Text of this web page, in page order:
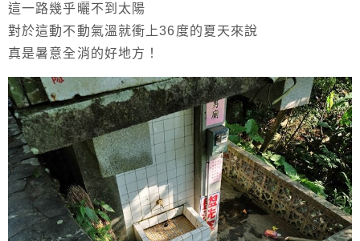
這一路幾乎曬不到太陽
對於這動不動氣溫就衝上36度的夏天來說
真是暑意全消的好地方！